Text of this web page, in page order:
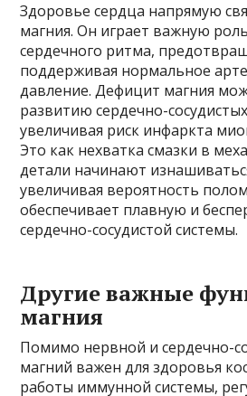
Здоровье сердца напрямую
магния. Он играет важную
сердечного ритма,
поддерживая нормальное
давление. Дефицит магния
развитию сердечно-
увеличивая риск инфаркта
Это как нехватка смазки в
детали начинают
увеличивая вероятность
обеспечивает плавную и
сердечно-сосудистой системы.
Другие важные
магния
Помимо нервной и сердечно-
магний важен для здоровья
работы иммунной системы,